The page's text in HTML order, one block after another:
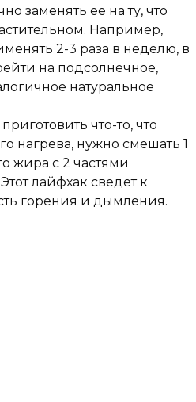
заменять ее на ту, что
Например,
2-3 раза в неделю, в
на подсолнечное,
натуральное
что-то, что
нагрева, нужно смешать 1
жира с 2 частями
лайфхак сведет к
горения и дымления.